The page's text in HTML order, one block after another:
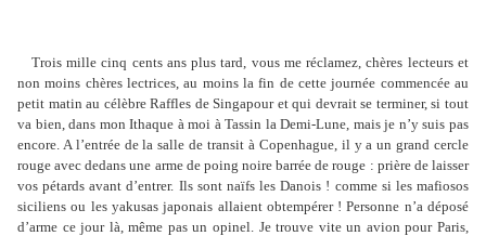
Trois mille cinq cents ans plus tard, vous me réclamez, chères lecteurs et
non moins chères lectrices, au moins la fin de cette journée commencée au
petit matin au célèbre Raffles de Singapour et qui devrait se terminer, si tout
va bien, dans mon Ithaque à moi à Tassin la Demi-Lune, mais je n’y suis pas
encore. A l’entrée de la salle de transit à Copenhague, il y a un grand cercle
rouge avec dedans une arme de poing noire barrée de rouge : prière de laisser
vos pétards avant d’entrer. Ils sont naïfs les Danois ! comme si les mafiosos
siciliens ou les yakusas japonais allaient obtempérer ! Personne n’a déposé
d’arme ce jour là, même pas un opinel. Je trouve vite un avion pour Paris,